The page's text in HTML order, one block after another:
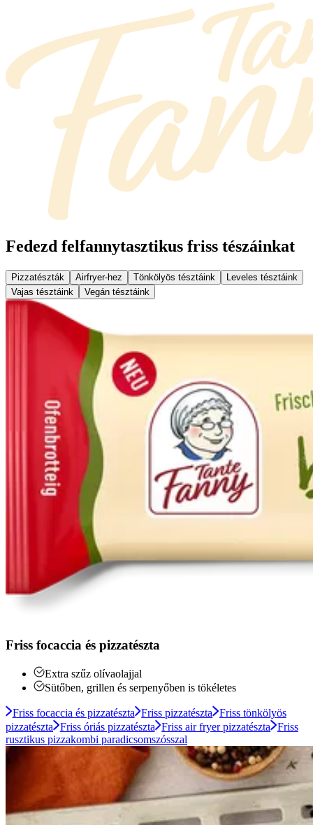
Fedezd felfannytasztikus friss tészáinkat
Pizzatészták Airfryer-hez Tönkölyös tésztáink
Leveles tésztáink
Vajas tésztáink
Vegán tésztáink
Friss focaccia és pizzatészta
Extra szűz olívaolajjal
Sütőben, grillen és serpenyőben is tökéletes
Friss focaccia és pizzatészta Friss pizzatészta Friss tönkölyös
pizzatészta
Friss óriás pizzatészta Friss air fryer pizzatészta Friss
rusztikus pizzakombi paradicsomszósszal